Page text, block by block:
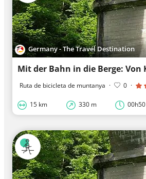
Germany - The Travel Destination
Ruta de bicicleta de muntanya · 0 ·
15 km 330 m 00h50